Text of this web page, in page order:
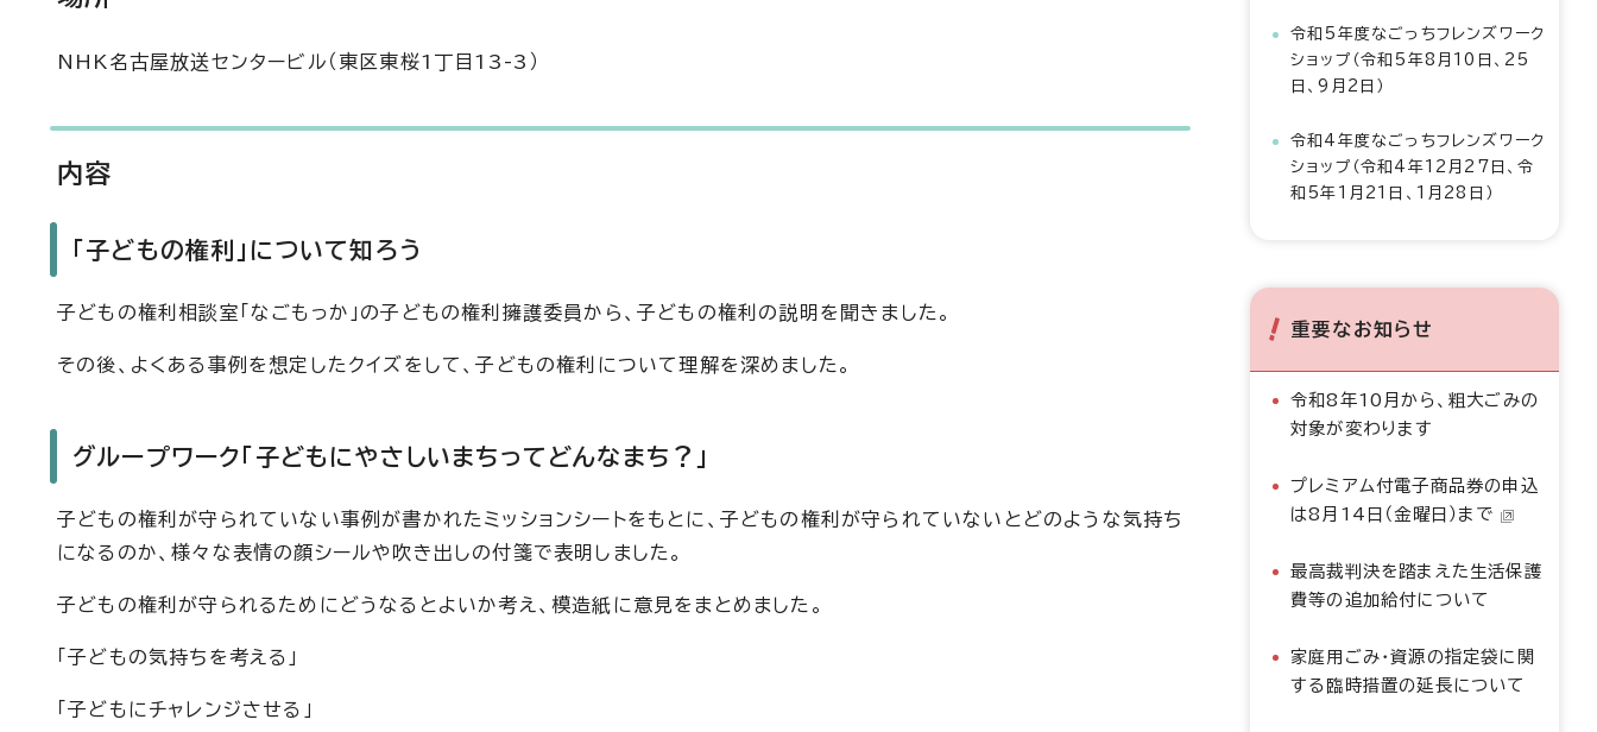
NHK名古屋放送センタービル（東区東桜1丁目13-3）
内容
「子どもの権利」について知ろう
子どもの権利相談室「なごもっか」の子どもの権利擁護委員から、子どもの権利の説明を聞きました。
その後、よくある事例を想定したクイズをして、子どもの権利について理解を深めました。
グループワーク「子どもにやさしいまちってどんなまち？」
子どもの権利が守られていない事例が書かれたミッションシートをもとに、子どもの権利が守られていないとどのような気持ち
になるのか、様々な表情の顔シールや吹き出しの付箋で表明しました。
子どもの権利が守られるためにどうなるとよいか考え、模造紙に意見をまとめました。
「子どもの気持ちを考える」
「子どもにチャレンジさせる」
令和5年度なごっちフレンズワーク
ショップ（令和5年8月10日、25
日、9月2日）
令和4年度なごっちフレンズワーク
ショップ（令和4年12月27日、令
和5年1月21日、1月28日）
重要なお知らせ
令和8年10月から、粗大ごみの
対象が変わります
プレミアム付電子商品券の申込
は8月14日（金曜日）まで
最高裁判決を踏まえた生活保護
費等の追加給付について
家庭用ごみ・資源の指定袋に関
する臨時措置の延長について